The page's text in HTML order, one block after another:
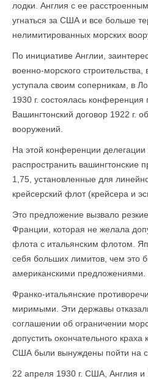
лодки. Англия с ее
угнаться за США и все больше
нелимитированных морских
По инициативе Англии,
военно-морского
уступала своим соперникам, в
1930 г. состоялась
Вашингтонский договор 1922 г.
вооружений.
На этой конференции
распространить вашингтонские
1,75, установленные для
крейсерский флот (крейсера и
Это предложение вызвало
Франции, которая не желала
флота с итальянским флотом.
себя больших лимитов, чем это
американскими предложениями.
Франко-итальянские
миримыми. Эти державы
соглашении об ограничении
допустить окончательного
США были вынуждены пойти на
22 апреля 1930 г. США, Англия и